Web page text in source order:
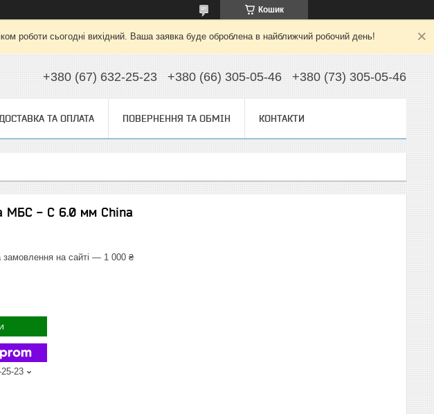
Кошик
роботи сьогодні вихідний. Ваша заявка буде оброблена в найближчий робочий день!
+380 (67) 632-25-23 +380 (66) 305-05-46 +380 (73) 305-05-46
ДОСТАВКА ТА ОПЛАТА ПОВЕРНЕННЯ ТА ОБМІН КОНТАКТИ
МБС - С 6.0 мм China
замовлення на сайті — 1 000 ₴
23